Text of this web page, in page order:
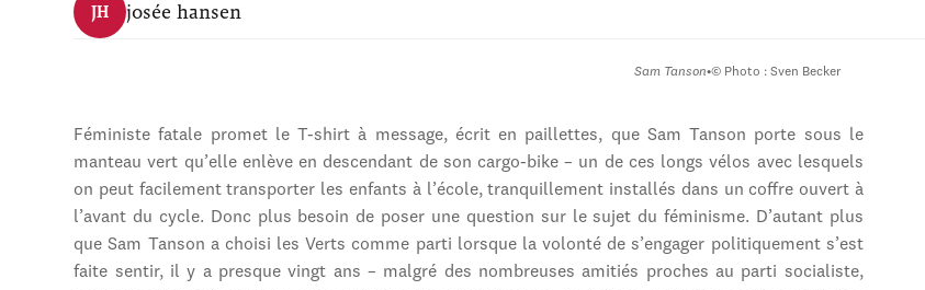
JH josée hansen
Sam Tanson•© Photo : Sven Becker
Féministe fatale promet le T-shirt à message, écrit en paillettes, que Sam Tanson porte sous le
manteau vert qu’elle enlève en descendant de son cargo-bike – un de ces longs vélos avec lesquels
on peut facilement transporter les enfants à l’école, tranquillement installés dans un coffre ouvert à
l’avant du cycle. Donc plus besoin de poser une question sur le sujet du féminisme. D’autant plus
que Sam Tanson a choisi les Verts comme parti lorsque la volonté de s’engager politiquement s’est
faite sentir, il y a presque vingt ans – malgré des nombreuses amitiés proches au parti socialiste,